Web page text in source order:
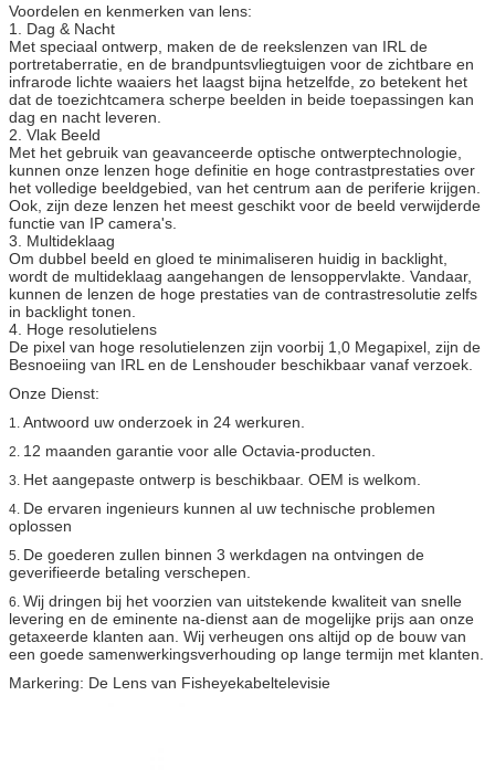
Voordelen en kenmerken van lens:
1. Dag & Nacht
Met speciaal ontwerp, maken de de reekslenzen van IRL de
portretaberratie, en de brandpuntsvliegtuigen voor de zichtbare en
infrarode lichte waaiers het laagst bijna hetzelfde, zo betekent het
dat de toezichtcamera scherpe beelden in beide toepassingen kan
dag en nacht leveren.
2. Vlak Beeld
Met het gebruik van geavanceerde optische ontwerptechnologie,
kunnen onze lenzen hoge definitie en hoge contrastprestaties over
het volledige beeldgebied, van het centrum aan de periferie krijgen.
Ook, zijn deze lenzen het meest geschikt voor de beeld verwijderde
functie van IP camera's.
3. Multideklaag
Om dubbel beeld en gloed te minimaliseren huidig in backlight,
wordt de multideklaag aangehangen de lensoppervlakte. Vandaar,
kunnen de lenzen de hoge prestaties van de contrastresolutie zelfs
in backlight tonen.
4. Hoge resolutielens
De pixel van hoge resolutielenzen zijn voorbij 1,0 Megapixel, zijn de
Besnoeiing van IRL en de Lenshouder beschikbaar vanaf verzoek.
Onze Dienst:
1. Antwoord uw onderzoek in 24 werkuren.
2. 12 maanden garantie voor alle Octavia-producten.
3. Het aangepaste ontwerp is beschikbaar. OEM is welkom.
4. De ervaren ingenieurs kunnen al uw technische problemen
oplossen
5. De goederen zullen binnen 3 werkdagen na ontvingen de
geverifieerde betaling verschepen.
6. Wij dringen bij het voorzien van uitstekende kwaliteit van snelle
levering en de eminente na-dienst aan de mogelijke prijs aan onze
getaxeerde klanten aan. Wij verheugen ons altijd op de bouw van
een goede samenwerkingsverhouding op lange termijn met klanten.
Markering: De Lens van Fisheyekabeltelevisie